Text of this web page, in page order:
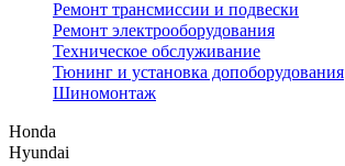
Ремонт трансмиссии и подвески
Ремонт электрооборудования
Техническое обслуживание
Тюнинг и установка допоборудования
Шиномонтаж
Honda
Hyundai